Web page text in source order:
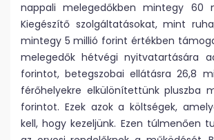
nappali melegedőkben mintegy 60
Kiegészítő szolgáltatásokat, mint
mintegy 5 millió forint értékben
melegedők hétvégi nyitvatartására
forintot, betegszobai ellátásra 26,8
férőhelyekre elkülönítettünk pluszba
forintot. Ezek azok a költségek,
kell, hogy kezeljünk. Ezen túlmenően